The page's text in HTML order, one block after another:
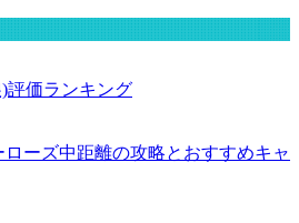
評価ランキング
ーズ中距離の攻略とおすすめキャ